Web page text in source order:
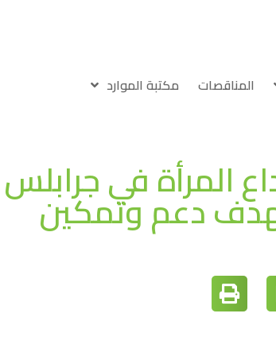
المناقصات مكتبة الموارد
المرأة في جرابلس
بهدف دعم وتمكين